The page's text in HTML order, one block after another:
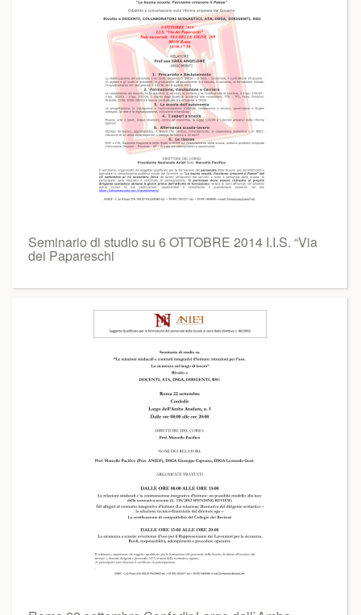
Seminario di studio su 6 OTTOBRE 2014 I.I.S. “Via
dei Papareschi